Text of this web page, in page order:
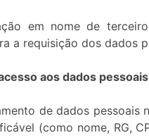
em nome de
a requisição dos dados
aos dados
de dados pessoais
(como nome, RG,